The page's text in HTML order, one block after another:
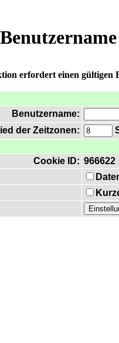
erfordert einen gültigen
Benutzername:
der Zeitzonen:
Cookie ID: 966622